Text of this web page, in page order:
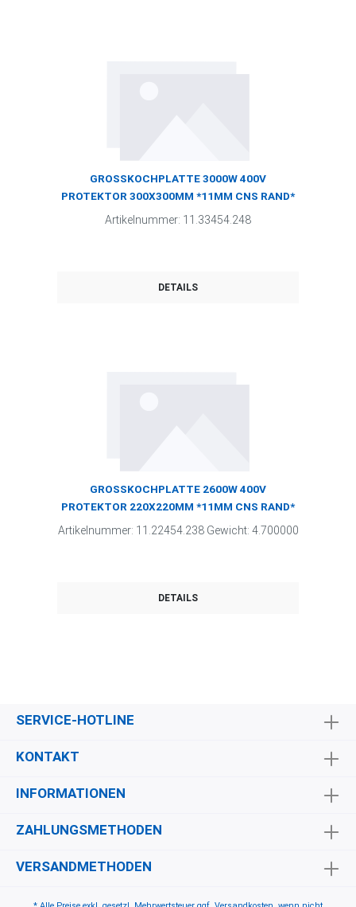
GROSSKOCHPLATTE 3000W 400V
PROTEKTOR 300X300MM *11MM CNS RAND*
Artikelnummer: 11.33454.248
DETAILS
GROSSKOCHPLATTE 2600W 400V
PROTEKTOR 220X220MM *11MM CNS RAND*
Artikelnummer: 11.22454.238 Gewicht: 4.700000
DETAILS
SERVICE-HOTLINE
KONTAKT
INFORMATIONEN
ZAHLUNGSMETHODEN
VERSANDMETHODEN